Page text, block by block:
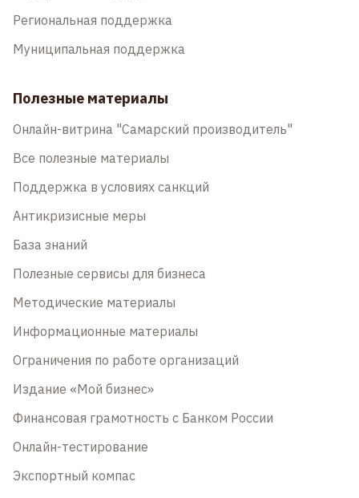
Региональная поддержка
Муниципальная поддержка
Полезные материалы
Онлайн-витрина "Самарский производитель"
Все полезные материалы
Поддержка в условиях санкций
Антикризисные меры
База знаний
Полезные сервисы для бизнеса
Методические материалы
Информационные материалы
Ограничения по работе организаций
Издание «Мой бизнес»
Финансовая грамотность с Банком России
Онлайн-тестирование
Экспортный компас